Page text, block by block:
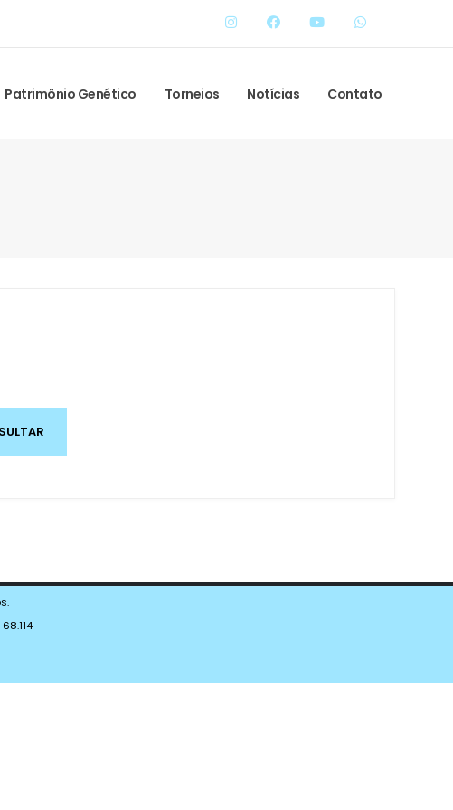
Patrimônio Genético Torneios Notícias Contato